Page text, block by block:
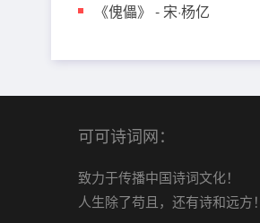
《傀儡》 - 宋·杨亿
可可诗词网：
致力于传播中国诗词文化！
人生除了苟且，还有诗和远方！